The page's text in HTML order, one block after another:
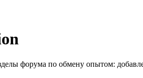
форума по обмену опытом: